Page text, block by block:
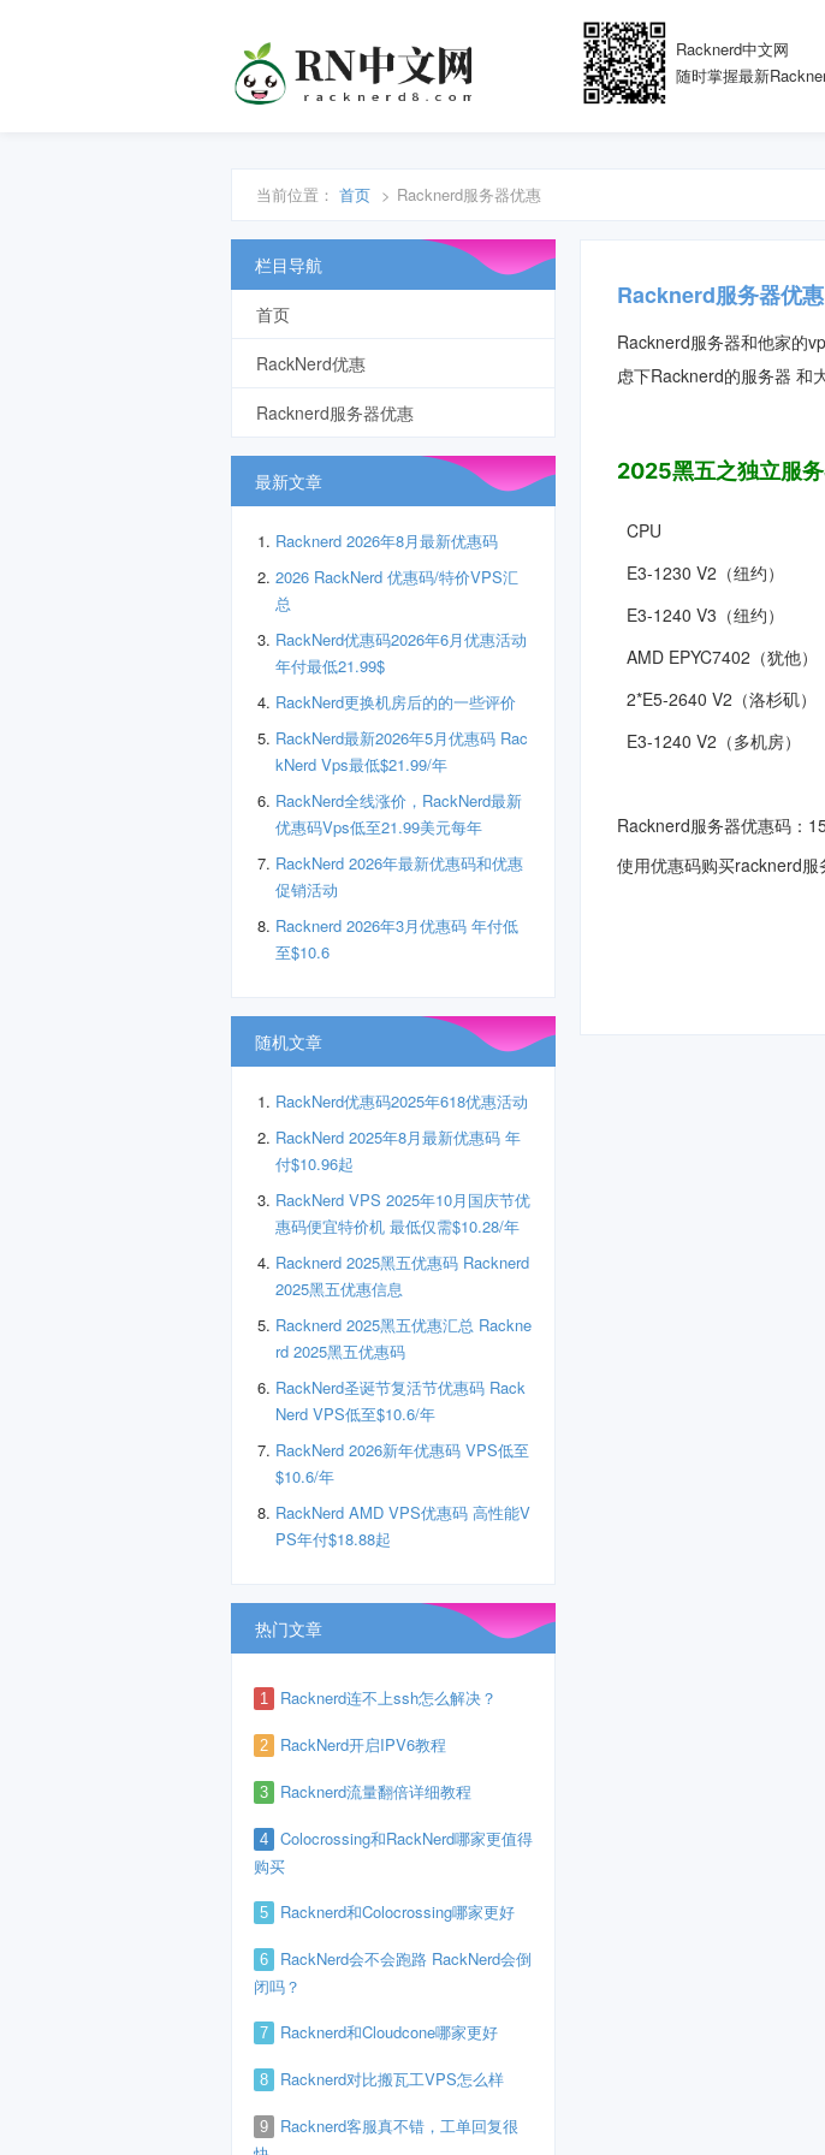
Racknerd中文网
随时掌握最新
当前位置： 首页 > Racknerd服务器优惠
Racknerd服务器优惠
Racknerd服务器和他家的
虑下Racknerd的服务器 和
2025黑五之独立服
CPU
E3-1230 V2（纽约）
E3-1240 V3（纽约）
AMD EPYC7402（犹他）
2*E5-2640 V2（洛杉矶）
E3-1240 V2（多机房）
Racknerd服务器优惠码：
使用优惠码购买racknerd
栏目导航
首页
RackNerd优惠
Racknerd服务器优惠
最新文章
Racknerd 2026年8月最新优惠码
2026 RackNerd 优惠码/特价VPS汇
总
RackNerd优惠码2026年6月优惠活动
年付最低21.99$
RackNerd更换机房后的的一些评价
RackNerd最新2026年5月优惠码 Rac
kNerd Vps最低$21.99/年
RackNerd全线涨价，RackNerd最新
优惠码Vps低至21.99美元每年
RackNerd 2026年最新优惠码和优惠
促销活动
Racknerd 2026年3月优惠码 年付低
至$10.6
随机文章
RackNerd优惠码2025年618优惠活动
RackNerd 2025年8月最新优惠码 年
付$10.96起
RackNerd VPS 2025年10月国庆节优
惠码便宜特价机 最低仅需$10.28/年
Racknerd 2025黑五优惠码 Racknerd
2025黑五优惠信息
Racknerd 2025黑五优惠汇总 Rackne
rd 2025黑五优惠码
RackNerd圣诞节复活节优惠码 Rack
Nerd VPS低至$10.6/年
RackNerd 2026新年优惠码 VPS低至
$10.6/年
RackNerd AMD VPS优惠码 高性能V
PS年付$18.88起
热门文章
1 Racknerd连不上ssh怎么解决？
2 RackNerd开启IPV6教程
3 Racknerd流量翻倍详细教程
4
Colocrossing和RackNerd哪家更值得
购买
5 Racknerd和Colocrossing哪家更好
6
RackNerd会不会跑路 RackNerd会倒
闭吗？
7 Racknerd和Cloudcone哪家更好
8 Racknerd对比搬瓦工VPS怎么样
9
Racknerd客服真不错，工单回复很